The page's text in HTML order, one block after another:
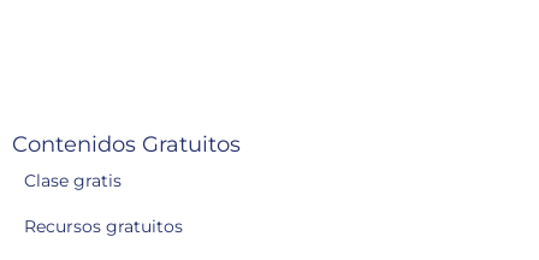
Contenidos Gratuitos
Clase gratis
Recursos gratuitos